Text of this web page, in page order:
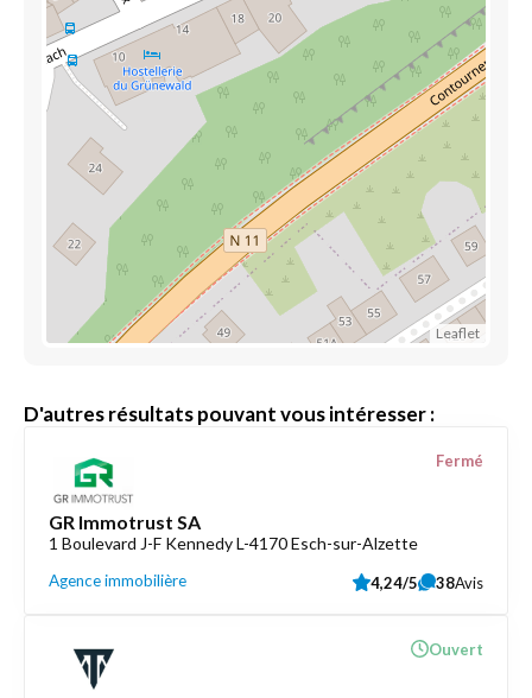
Leaflet
D'autres résultats pouvant vous intéresser :
GR Immotrust SA
1 Boulevard J-F Kennedy L-4170 Esch-sur-Alzette
Agence immobilière
Fermé
4,24/5 38Avis
Ouvert